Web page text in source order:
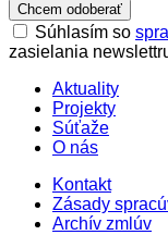
Chcem odoberať
Súhlasím so
zasielania
Aktuality
Projekty
Súťaže
O nás
Kontakt
Zásady
Archív zmlúv